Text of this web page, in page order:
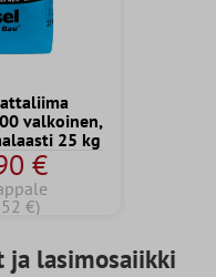
valkoinen,
25 kg
€
€)
ja lasimosaiikki